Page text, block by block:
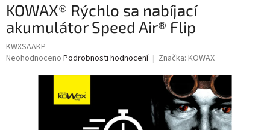
KOWAX® Rýchlo sa nabíjací
akumulátor Speed Air® Flip
KWXSAAKP
Průměrné
Neohodnoceno Podrobnosti hodnocení Značka: KOWAX